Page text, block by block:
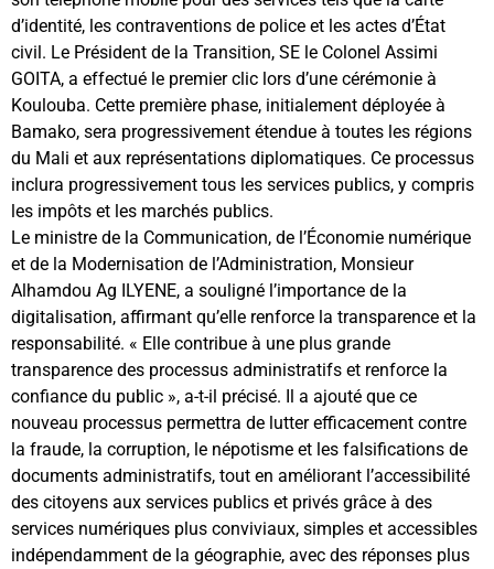
d’identité, les contraventions de police et les actes d’État
civil. Le Président de la Transition, SE le Colonel Assimi
GOITA, a effectué le premier clic lors d’une cérémonie à
Koulouba. Cette première phase, initialement déployée à
Bamako, sera progressivement étendue à toutes les régions
du Mali et aux représentations diplomatiques. Ce processus
inclura progressivement tous les services publics, y compris
les impôts et les marchés publics.
Le ministre de la Communication, de l’Économie numérique
et de la Modernisation de l’Administration, Monsieur
Alhamdou Ag ILYENE, a souligné l’importance de la
digitalisation, affirmant qu’elle renforce la transparence et la
responsabilité. « Elle contribue à une plus grande
transparence des processus administratifs et renforce la
confiance du public », a-t-il précisé. Il a ajouté que ce
nouveau processus permettra de lutter efficacement contre
la fraude, la corruption, le népotisme et les falsifications de
documents administratifs, tout en améliorant l’accessibilité
des citoyens aux services publics et privés grâce à des
services numériques plus conviviaux, simples et accessibles
indépendamment de la géographie, avec des réponses plus